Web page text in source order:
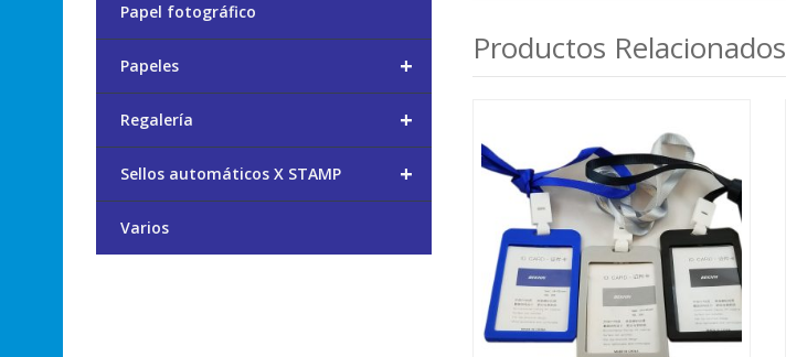
Productos Relacionados
Papel fotográfico
+
Papeles
+
Regalería
+
Sellos automáticos X STAMP
Varios